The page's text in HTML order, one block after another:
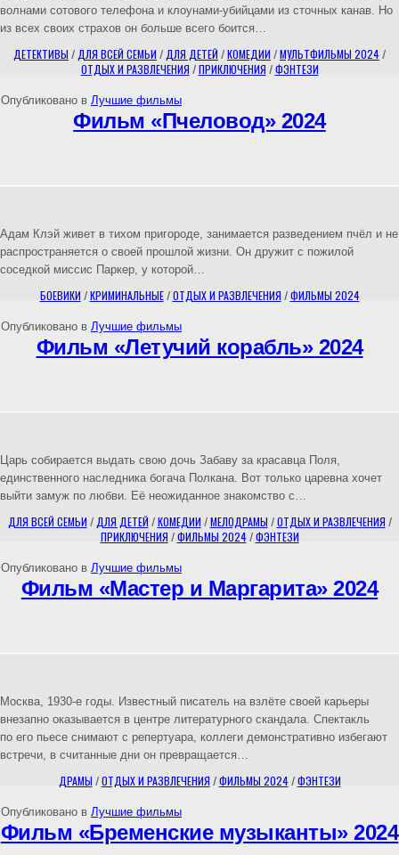
волнами сотового телефона и клоунами-убийцами из сточных канав. Но
из всех своих страхов он больше всего боится…
ДЕТЕКТИВЫ / ДЛЯ ВСЕЙ СЕМЬИ / ДЛЯ ДЕТЕЙ /КОМЕДИИ /МУЛЬТФИЛЬМЫ 2024/
ОТДЫХ И РАЗВЛЕЧЕНИЯ /ПРИКЛЮЧЕНИЯ /ФЭНТЕЗИ
Опубликовано в Лучшие фильмы
Фильм «Пчеловод» 2024
Адам Клэй живет в тихом пригороде, занимается разведением пчёл и не
распространяется о своей прошлой жизни. Он дружит с пожилой
соседкой миссис Паркер, у которой…
БОЕВИКИ /КРИМИНАЛЬНЫЕ/ОТДЫХ И РАЗВЛЕЧЕНИЯ /ФИЛЬМЫ 2024
Опубликовано в Лучшие фильмы
Фильм «Летучий корабль» 2024
Царь собирается выдать свою дочь Забаву за красавца Поля,
единственного наследника богача Полкана. Вот только царевна хочет
выйти замуж по любви. Её неожиданное знакомство с…
ДЛЯ ВСЕЙ СЕМЬИ / ДЛЯ ДЕТЕЙ /КОМЕДИИ /МЕЛОДРАМЫ /ОТДЫХ И РАЗВЛЕЧЕНИЯ /
ПРИКЛЮЧЕНИЯ /ФИЛЬМЫ 2024/ФЭНТЕЗИ
Опубликовано в Лучшие фильмы
Фильм «Мастер и Маргарита» 2024
Москва, 1930-е годы. Известный писатель на взлёте своей карьеры
внезапно оказывается в центре литературного скандала. Спектакль
по его пьесе снимают с репертуара, коллеги демонстративно избегают
встречи, в считанные дни он превращается…
ДРАМЫ /ОТДЫХ И РАЗВЛЕЧЕНИЯ /ФИЛЬМЫ 2024/ФЭНТЕЗИ
Опубликовано в Лучшие фильмы
Фильм «Бременские музыканты» 2024